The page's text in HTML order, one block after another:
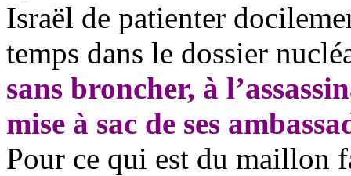
Israël de patienter
temps dans le dossier
sans broncher, à
mise à sac de ses
Pour ce qui est du maillon